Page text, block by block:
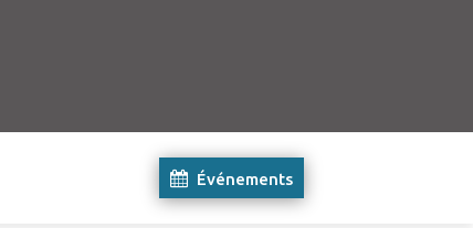
Événements